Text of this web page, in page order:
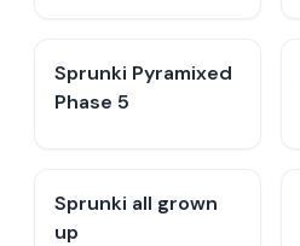
Sprunki Pyramixed
Phase 5
Sprunki all grown
up